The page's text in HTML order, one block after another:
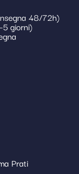
48/72h)
giorni)
Prati